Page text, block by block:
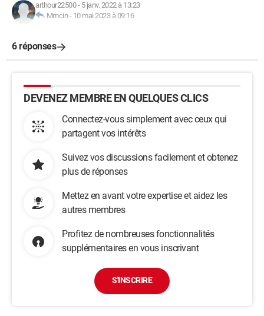
arthour22500- 5 janv. 2022 à 13:23
Mmcin- 10 mai 2023 à 09:16
6 réponses
DEVENEZ MEMBRE EN QUELQUES CLICS
Connectez-vous simplement avec ceux qui
partagent vos intérêts
Suivez vos discussions facilement et obtenez
plus de réponses
Mettez en avant votre expertise et aidez les
autres membres
Profitez de nombreuses fonctionnalités
supplémentaires en vous inscrivant
S'INSCRIRE